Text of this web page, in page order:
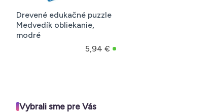
Drevené edukačné puzzle
Medvedík obliekanie,
modré
5,94 €
Vybrali sme pre Vás